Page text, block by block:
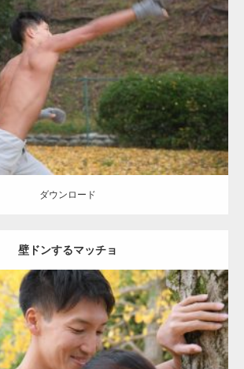
Update:2021.07.8
のマッチョ その他 AKIHITO(細マッチョ) 背中
ロード
ダウンロード
壁ドンするマッチョ
Update: 2021.07.8
ッチョ その他 AKIHITO(細マッチョ) 大胸筋 肩 腹